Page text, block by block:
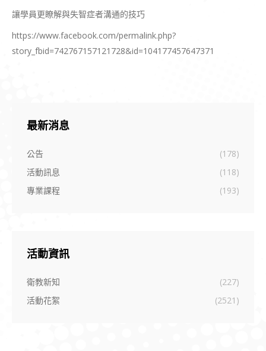
讓學員更瞭解與失智症者溝通的技巧
https://www.facebook.com/permalink.php?
story_fbid=742767157121728&id=104177457647371
最新消息
公告
(178)
活動訊息
(118)
專業課程
(193)
活動資訊
衛教新知
(227)
活動花絮
(2521)